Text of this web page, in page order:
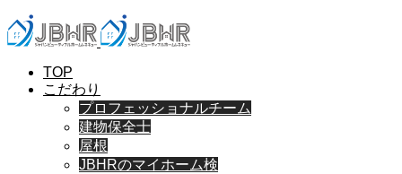
TOP
こだわり
プロフェッショナルチーム
建物保全士
屋根
JBHRのマイホーム検